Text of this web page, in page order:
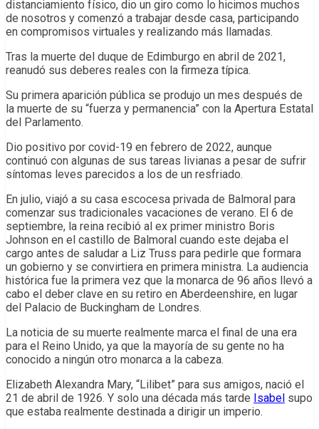
distanciamiento físico, dio un giro como lo hicimos muchos
de nosotros y comenzó a trabajar desde casa, participando
en compromisos virtuales y realizando más llamadas.
Tras la muerte del duque de Edimburgo en abril de 2021,
reanudó sus deberes reales con la firmeza típica.
Su primera aparición pública se produjo un mes después de
la muerte de su “fuerza y ​​permanencia” con la Apertura Estatal
del Parlamento.
Dio positivo por covid-19 en febrero de 2022, aunque
continuó con algunas de sus tareas livianas a pesar de sufrir
síntomas leves parecidos a los de un resfriado.
En julio, viajó a su casa escocesa privada de Balmoral para
comenzar sus tradicionales vacaciones de verano. El 6 de
septiembre, la reina recibió al ex primer ministro Boris
Johnson en el castillo de Balmoral cuando este dejaba el
cargo antes de saludar a Liz Truss para pedirle que formara
un gobierno y se convirtiera en primera ministra. La audiencia
histórica fue la primera vez que la monarca de 96 años llevó a
cabo el deber clave en su retiro en Aberdeenshire, en lugar
del Palacio de Buckingham de Londres.
La noticia de su muerte realmente marca el final de una era
para el Reino Unido, ya que la mayoría de su gente no ha
conocido a ningún otro monarca a la cabeza.
Elizabeth Alexandra Mary, “Lilibet” para sus amigos, nació el
21 de abril de 1926. Y solo una década más tarde Isabel supo
que estaba realmente destinada a dirigir un imperio.